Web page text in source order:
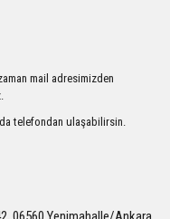
mail adresimizden
telefondan ulaşabilirsin.